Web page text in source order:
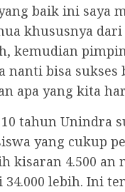
baik ini saya
khususnya
kemudian
nanti bisa sukses
apa yang kita
tahun Unindra
yang cukup
kisaran 4.500 an
34.000 lebih. Ini